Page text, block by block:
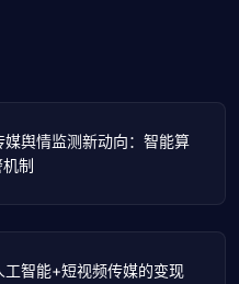
舆情监测新动向：智能算
制
智能+短视频传媒的变现